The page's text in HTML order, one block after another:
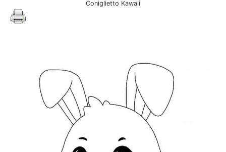
Coniglietto Kawaii